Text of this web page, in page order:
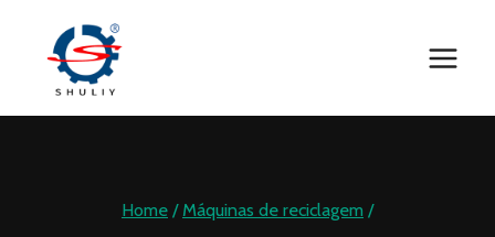
content
Home / Máquinas de reciclagem /